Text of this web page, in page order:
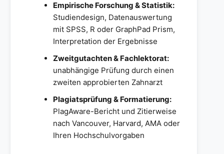
Empirische Forschung & Statistik:
Studiendesign, Datenauswertung
mit SPSS, R oder GraphPad Prism,
Interpretation der Ergebnisse
Zweitgutachten & Fachlektorat:
unabhängige Prüfung durch einen
zweiten approbierten Zahnarzt
Plagiatsprüfung & Formatierung:
PlagAware-Bericht und Zitierweise
nach Vancouver, Harvard, AMA oder
Ihren Hochschulvorgaben